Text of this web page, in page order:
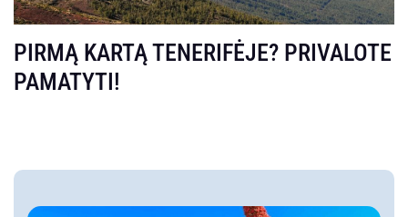
PIRMĄ KARTĄ TENERIFĖJE? PRIVALOTE
PAMATYTI!